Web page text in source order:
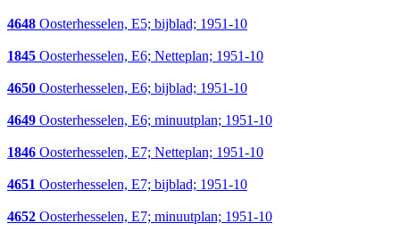
4648 Oosterhesselen, E5; bijblad; 1951-10
1845 Oosterhesselen, E6; Netteplan; 1951-10
4650 Oosterhesselen, E6; bijblad; 1951-10
4649 Oosterhesselen, E6; minuutplan; 1951-10
1846 Oosterhesselen, E7; Netteplan; 1951-10
4651 Oosterhesselen, E7; bijblad; 1951-10
4652 Oosterhesselen, E7; minuutplan; 1951-10